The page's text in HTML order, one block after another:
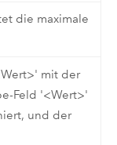
die maximale
mit der
Feld '<Wert>'
und der